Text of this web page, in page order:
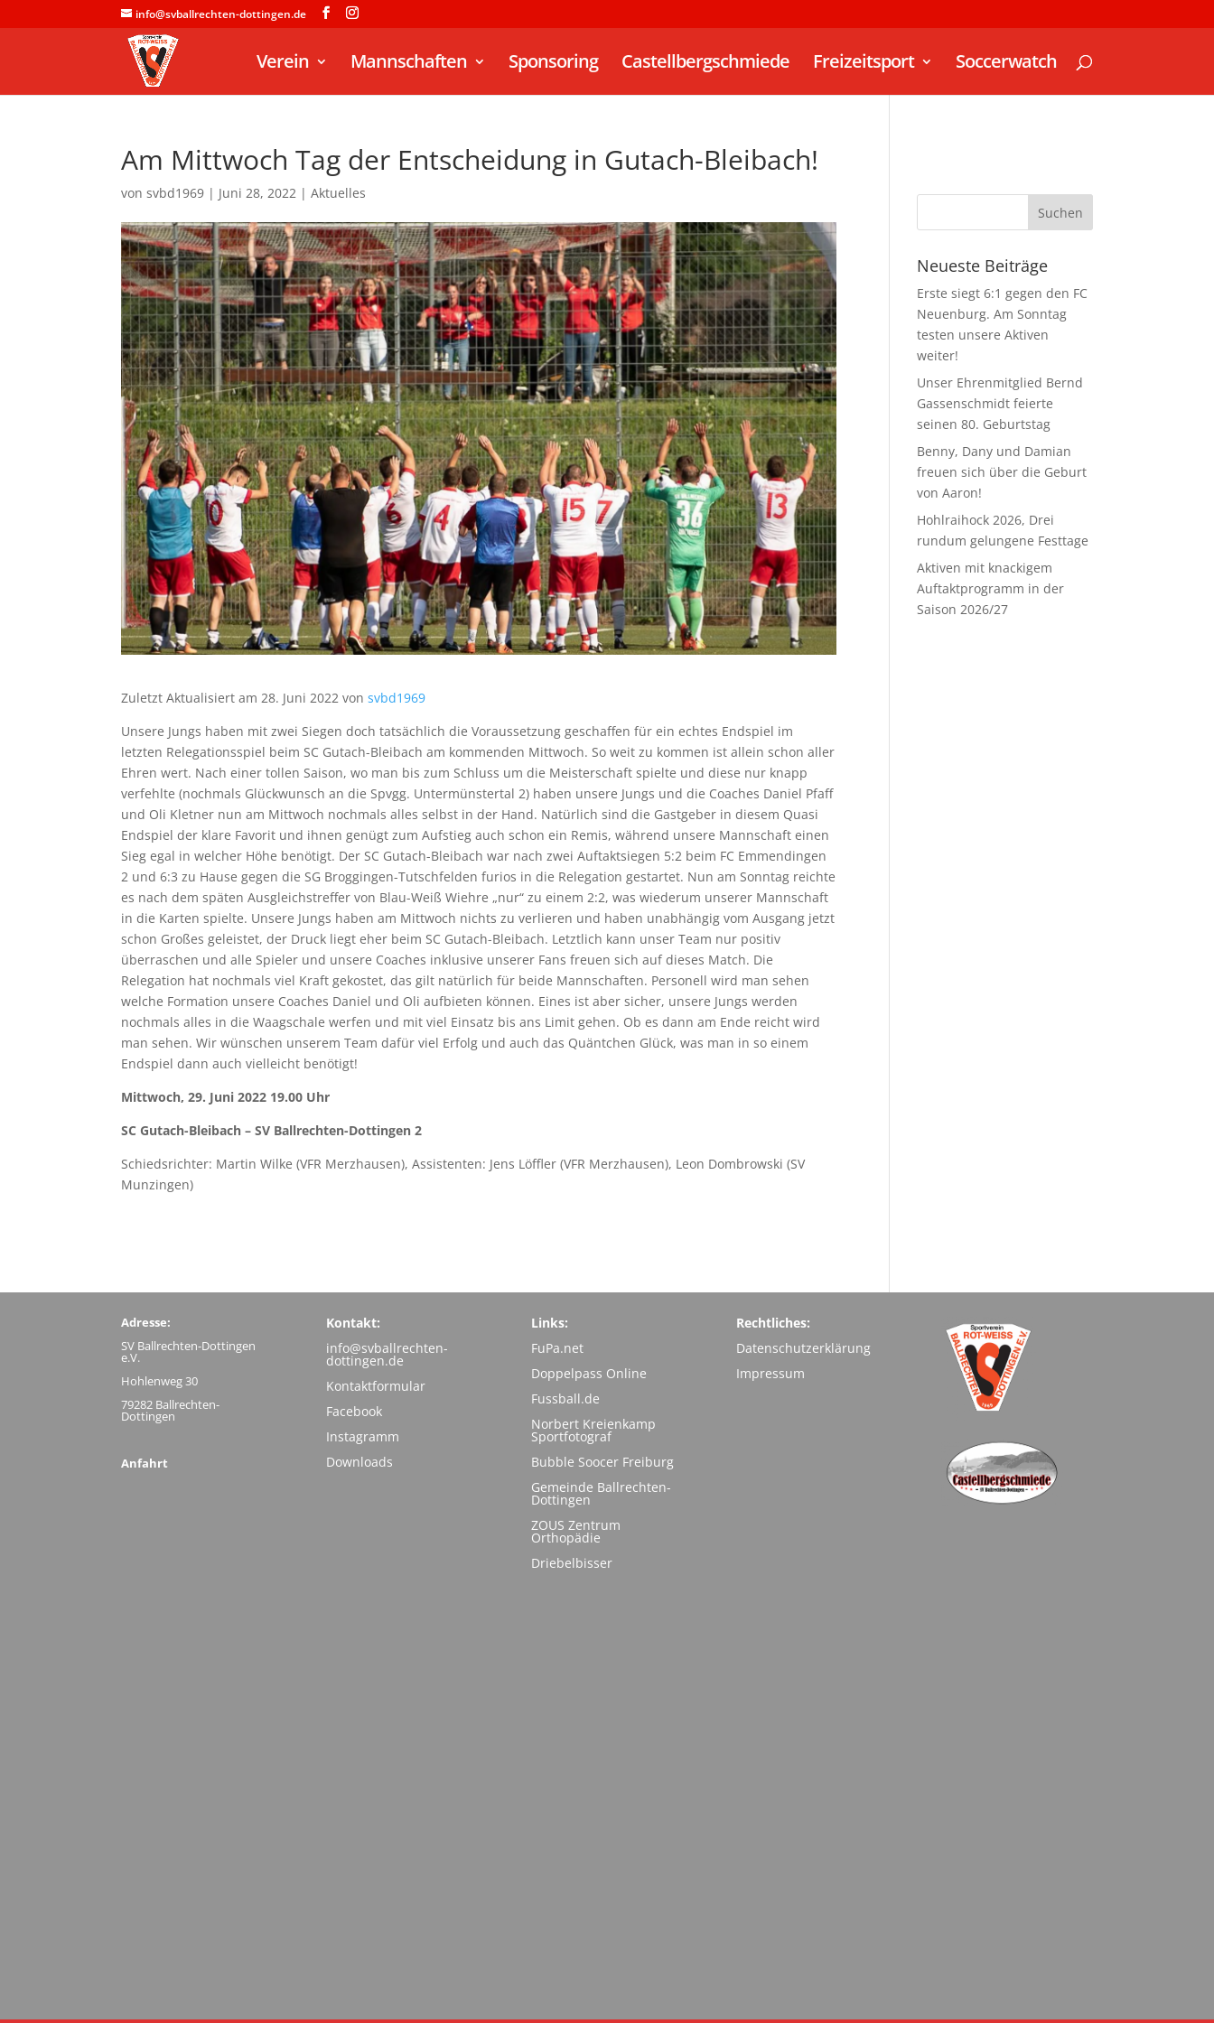
info@svballrechten-dottingen.de
Verein Mannschaften Sponsoring Castellbergschmiede Freizeitsport Soccerwatch
Am Mittwoch Tag der Entscheidung in Gutach-Bleibach!
vonsvbd1969 | Juni 28, 2022 |Aktuelles
Zuletzt Aktualisiert am 28. Juni 2022 vonsvbd1969
Unsere Jungs haben mit zwei Siegen doch tatsächlich die Voraussetzung geschaffen für ein echtes Endspiel im
letzten Relegationsspiel beim SC Gutach-Bleibach am kommenden Mittwoch. So weit zu kommen ist allein schon aller
Ehren wert. Nach einer tollen Saison, wo man bis zum Schluss um die Meisterschaft spielte und diese nur knapp
verfehlte (nochmals Glückwunsch an die Spvgg. Untermünstertal 2) haben unsere Jungs und die Coaches Daniel Pfaff
und Oli Kletner nun am Mittwoch nochmals alles selbst in der Hand. Natürlich sind die Gastgeber in diesem Quasi
Endspiel der klare Favorit und ihnen genügt zum Aufstieg auch schon ein Remis, während unsere Mannschaft einen
Sieg egal in welcher Höhe benötigt. Der SC Gutach-Bleibach war nach zwei Auftaktsiegen 5:2 beim FC Emmendingen
2 und 6:3 zu Hause gegen die SG Broggingen-Tutschfelden furios in die Relegation gestartet. Nun am Sonntag reichte
es nach dem späten Ausgleichstreffer von Blau-Weiß Wiehre „nur“ zu einem 2:2, was wiederum unserer Mannschaft
in die Karten spielte. Unsere Jungs haben am Mittwoch nichts zu verlieren und haben unabhängig vom Ausgang jetzt
schon Großes geleistet, der Druck liegt eher beim SC Gutach-Bleibach. Letztlich kann unser Team nur positiv
überraschen und alle Spieler und unsere Coaches inklusive unserer Fans freuen sich auf dieses Match. Die
Relegation hat nochmals viel Kraft gekostet, das gilt natürlich für beide Mannschaften. Personell wird man sehen
welche Formation unsere Coaches Daniel und Oli aufbieten können. Eines ist aber sicher, unsere Jungs werden
nochmals alles in die Waagschale werfen und mit viel Einsatz bis ans Limit gehen. Ob es dann am Ende reicht wird
man sehen. Wir wünschen unserem Team dafür viel Erfolg und auch das Quäntchen Glück, was man in so einem
Endspiel dann auch vielleicht benötigt!
Mittwoch, 29. Juni 2022 19.00 Uhr
SC Gutach-Bleibach – SV Ballrechten-Dottingen 2
Schiedsrichter: Martin Wilke (VFR Merzhausen), Assistenten: Jens Löffler (VFR Merzhausen), Leon Dombrowski (SV
Munzingen)
Neueste Beiträge
Erste siegt 6:1 gegen den FC
Neuenburg. Am Sonntag
testen unsere Aktiven
weiter!
Unser Ehrenmitglied Bernd
Gassenschmidt feierte
seinen 80. Geburtstag
Benny, Dany und Damian
freuen sich über die Geburt
von Aaron!
Hohlraihock 2026, Drei
rundum gelungene Festtage
Aktiven mit knackigem
Auftaktprogramm in der
Saison 2026/27
Adresse:
SV Ballrechten-Dottingen
e.V.
Hohlenweg 30
79282 Ballrechten-
Dottingen
Anfahrt
Kontakt:
info@svballrechten-
dottingen.de
Kontaktformular
Facebook
Instagramm
Downloads
Links:
FuPa.net
Doppelpass Online
Fussball.de
Norbert Kreienkamp
Sportfotograf
Bubble Soocer Freiburg
Gemeinde Ballrechten-
Dottingen
ZOUS Zentrum
Orthopädie
Driebelbisser
Rechtliches:
Datenschutzerklärung
Impressum